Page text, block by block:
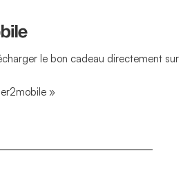
le bon cadeau directement sur
»